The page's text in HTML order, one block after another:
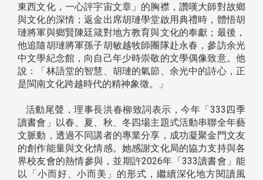
東西文化，一心評宇宙文章」的胸襟，讚嘆大師對故鄉
與文化的深情；返金出席胡璉學堂啟用典禮時，體悟胡
璉將軍與鄉賢陳廷箴對地方教育與文化的奉獻；最後，
他追隨胡璉將軍孫子胡敏越牧師團隊赴永春，參訪余光
中文學紀念館，向自己年少時崇敬的文學偶像致意。他
說：「林語堂的智慧、胡璉的氣節、余光中的詩心，正
是閩南文化跨越時代的精神象徵。」
活動尾聲，理事長洪春柳致詞表示，今年「333四季
讀書會」以春、夏、秋、冬四場主題式活動串聯全年藝
文脈動，透過不同講者的專業分享，成功凝聚金門文友
的創作能量與文化情感。她感謝文化局的協力支持與各
界校友會的熱情參與，並期許2026年「333讀書會」能
以「小而好、小而美」的形式，繼續深化地方閱讀風